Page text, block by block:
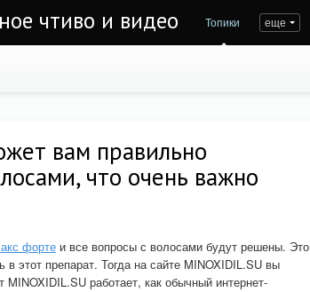
чтиво и видео Топики еще
вам правильно
что очень важно
форте и все вопросы с волосами будут решены. Это
этот препарат. Тогда на сайте MINOXIDIL.SU вы
работает, как обычный интернет-